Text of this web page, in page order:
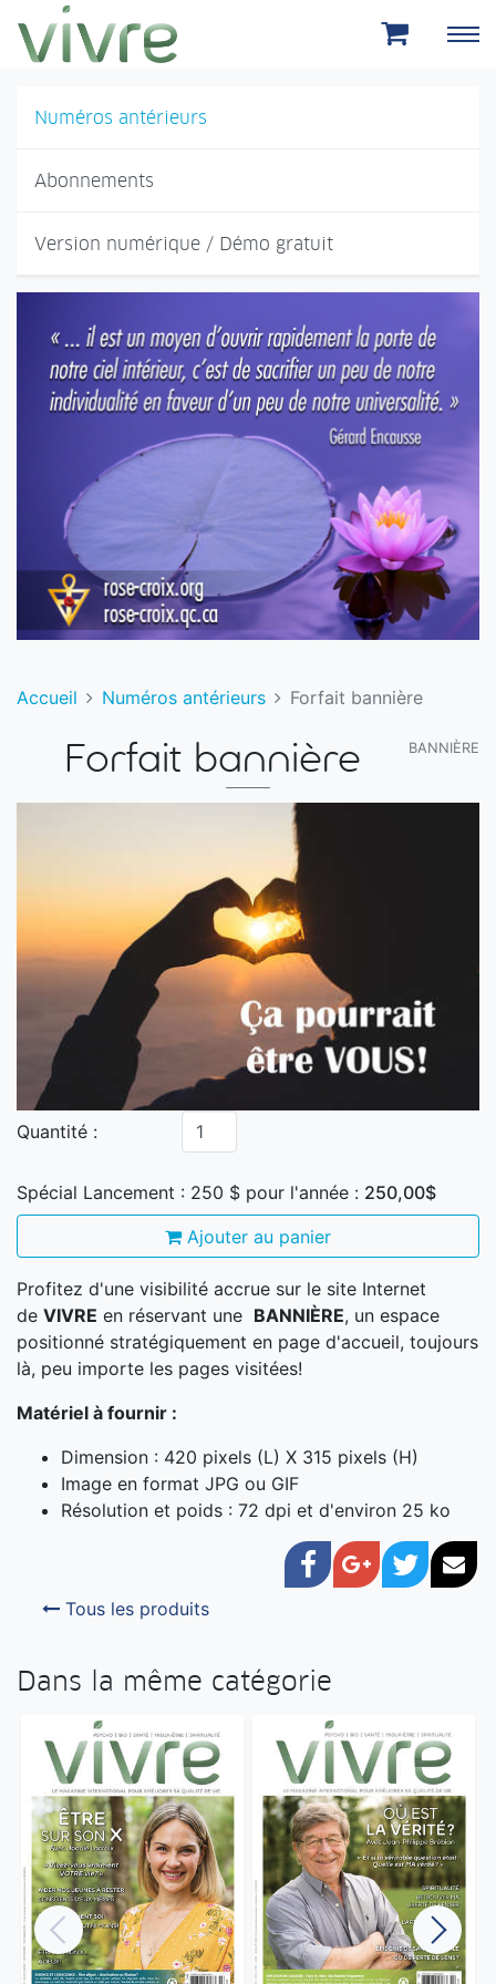
Aller au menu principal
Aller au contenu principal
Numéros antérieurs
Abonnements
Version numérique / Démo gratuit
Accueil Numéros antérieurs Forfait bannière
BANNIÈRE
Forfait bannière
Quantité :
Spécial Lancement : 250 $ pour l'année : 250,00$
Ajouter au panier
Profitez d'une visibilité accrue sur le site Internet
de VIVRE en réservant une BANNIÈRE, un espace
positionné stratégiquement en page d'accueil, toujours
là, peu importe les pages visitées!
Matériel à fournir :
Dimension : 420 pixels (L) X 315 pixels (H)
Image en format JPG ou GIF
Résolution et poids : 72 dpi et d'environ 25 ko
Facebook
Google+
Twitter
Tous les produits
Dans la même catégorie